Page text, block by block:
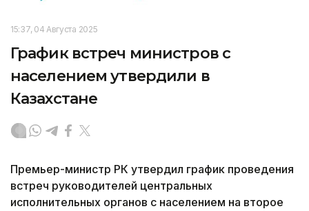
15:37, 04 Августа 2025
График встреч министров с
населением утвердили в
Казахстане
Премьер-министр РК утвердил график проведения
встреч руководителей центральных
исполнительных органов с населением на второе